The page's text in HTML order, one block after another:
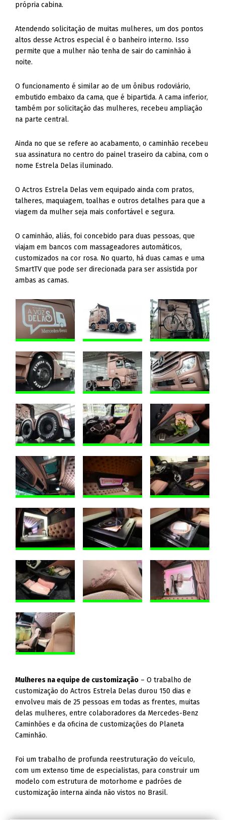
própria cabina.
Atendendo solicitação de muitas mulheres, um dos pontos
altos desse Actros especial é o banheiro interno. Isso
permite que a mulher não tenha de sair do caminhão à
noite.
O funcionamento é similar ao de um ônibus rodoviário,
embutido embaixo da cama, que é bipartida. A cama inferior,
também por solicitação das mulheres, recebeu ampliação
na parte central.
Ainda no que se refere ao acabamento, o caminhão recebeu
sua assinatura no centro do painel traseiro da cabina, com o
nome Estrela Delas iluminado.
O Actros Estrela Delas vem equipado ainda com pratos,
talheres, maquiagem, toalhas e outros detalhes para que a
viagem da mulher seja mais confortável e segura.
O caminhão, aliás, foi concebido para duas pessoas, que
viajam em bancos com massageadores automáticos,
customizados na cor rosa. No quarto, há duas camas e uma
SmartTV que pode ser direcionada para ser assistida por
ambas as camas.
Mulheres na equipe de customização – O trabalho de
customização do Actros Estrela Delas durou 150 dias e
envolveu mais de 25 pessoas em todas as frentes, muitas
delas mulheres, entre colaboradores da Mercedes-Benz
Caminhões e da oficina de customizações do Planeta
Caminhão.
Foi um trabalho de profunda reestruturação do veículo,
com um extenso time de especialistas, para construir um
modelo com estrutura de motorhome e padrões de
customização interna ainda não vistos no Brasil.